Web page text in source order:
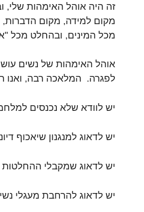
זה היה אוהל האימהות
מקום למידה, מקום הדברות,
מכל המינים, ובהחלט מכל
אוהל האימהות של נשים
לפגרה. המלאכה רבה, ואנו
יש לוודא שלא נכנסים
יש לדאוג למנגנון שיאכוף
יש לדאוג שמקבלי
יש לדאוג להרחבת מעגלי